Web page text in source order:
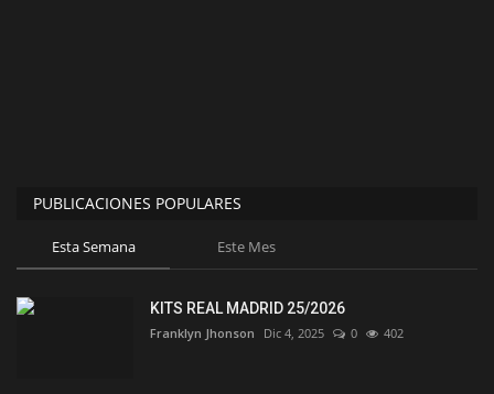
PUBLICACIONES POPULARES
Esta Semana Este Mes
KITS REAL MADRID 25/2026
Franklyn Jhonson Dic 4, 2025 0 402